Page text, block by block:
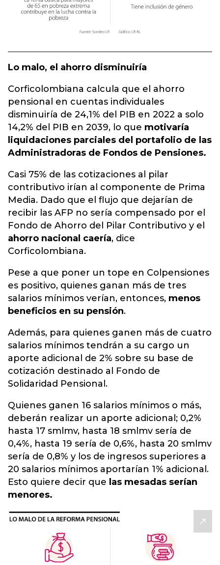
Lo malo, el ahorro disminuiría
Corficolombiana calcula que el ahorro
pensional en cuentas individuales
disminuiría de 24,1% del PIB en 2022 a solo
14,2% del PIB en 2039, lo que motivaría
liquidaciones parciales del portafolio de las
Administradoras de Fondos de Pensiones.
Casi 75% de las cotizaciones al pilar
contributivo irían al componente de Prima
Media. Dado que el flujo que dejarían de
recibir las AFP no sería compensado por el
Fondo de Ahorro del Pilar Contributivo y el
ahorro nacional caería, dice
Corficolombiana.
Pese a que poner un tope en Colpensiones
es positivo, quienes ganan más de tres
salarios mínimos verían, entonces, menos
beneficios en su pensión.
Además, para quienes ganen más de cuatro
salarios mínimos tendrán a su cargo un
aporte adicional de 2% sobre su base de
cotización destinado al Fondo de
Solidaridad Pensional.
Quienes ganen 16 salarios mínimos o más,
deberán realizar un aporte adicional; 0,2%
hasta 17 smlmv, hasta 18 smlmv sería de
0,4%, hasta 19 sería de 0,6%, hasta 20 smlmv
sería de 0,8% y los de ingresos superiores a
20 salarios mínimos aportarían 1% adicional.
Esto quiere decir que las mesadas serían
menores.